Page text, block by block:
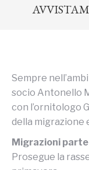
Sempre
socio Antonello
con l’ornitologo
della migrazione
Migrazioni parte
Prosegue la